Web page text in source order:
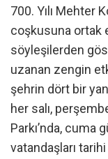
700. Yılı Mehter
coşkusuna ortak
söyleşilerden
uzanan zengin
şehrin dört bir
her salı,
Parkı’nda, cuma
vatandaşları